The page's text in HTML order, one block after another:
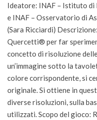
11
Ideatore: INAF – Istituto di
e INAF – Osservatorio di
(Sara Ricciardi)
Quercetti® per far
concetto di risoluzione
un’immagine sotto la
colore corrispondente, si
originale. Si ottiene in
diverse risoluzioni, sulla
utilizzati. Scopo del gioco: